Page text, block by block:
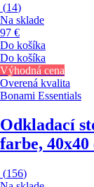
(14)
Na sklade
97 €
Do košíka
Do košíka
Výhodná cena
Overená kvalita
Bonami Essentials
Odkladací
farbe, 40x40
(156)